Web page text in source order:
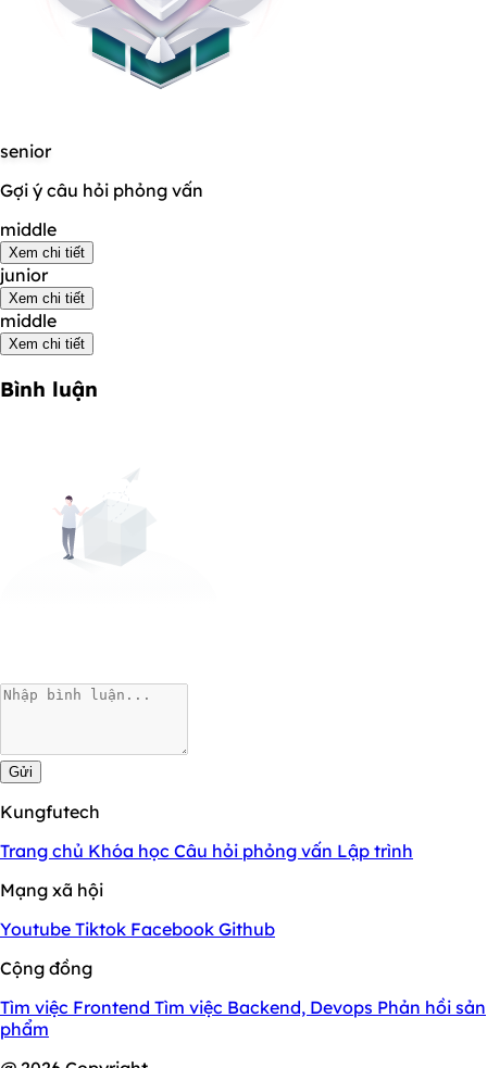
senior
Gợi ý câu hỏi phỏng vấn
middle
Xem chi tiết
junior
Xem chi tiết
middle
Xem chi tiết
Bình luận
Gửi
Kungfutech
Trang chủ Khóa học Câu hỏi phỏng vấn Lập trình
Mạng xã hội
Youtube Tiktok Facebook Github
Cộng đồng
Tìm việc Frontend Tìm việc Backend, Devops Phản hồi sản
phẩm